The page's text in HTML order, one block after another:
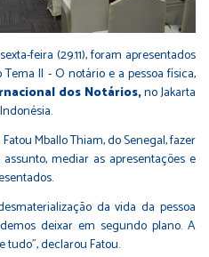
feira (29.11), foram apresentados
II - O notário e a pessoa física,
dos Notários,no Jakarta
Mballo Thiam, do Senegal, fazer
mediar as apresentações e
da vida da pessoa
deixar em segundo plano. A
tudo”, declarou Fatou.